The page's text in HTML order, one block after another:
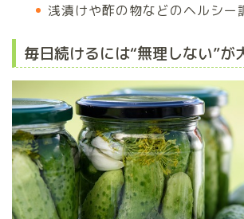
浅漬けや酢の物などのヘルシー
毎日続けるには“無理しない”が